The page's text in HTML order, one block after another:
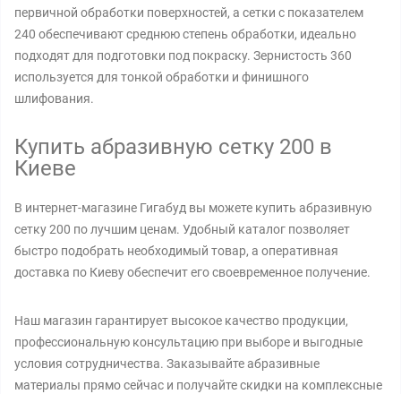
первичной обработки поверхностей, а сетки с показателем
240 обеспечивают среднюю степень обработки, идеально
подходят для подготовки под покраску. Зернистость 360
используется для тонкой обработки и финишного
шлифования.
Купить абразивную сетку 200 в
Киеве
В интернет-магазине Гигабуд вы можете купить абразивную
сетку 200 по лучшим ценам. Удобный каталог позволяет
быстро подобрать необходимый товар, а оперативная
доставка по Киеву обеспечит его своевременное получение.
Наш магазин гарантирует высокое качество продукции,
профессиональную консультацию при выборе и выгодные
условия сотрудничества. Заказывайте абразивные
материалы прямо сейчас и получайте скидки на комплексные